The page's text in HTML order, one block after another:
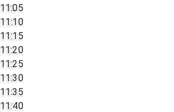
11:05
11:10
11:15
11:20
11:25
11:30
11:35
11:40